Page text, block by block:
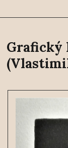
Grafický